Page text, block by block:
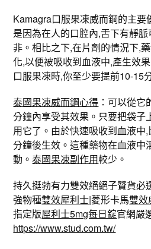
Kamagra口服果凍威而鋼的主
是因為在人的口腔內,舌下有靜
非。相比之下,在片劑的情況下,
化,以便被吸收到血液中,產生效
口服果凍時,你至少要提前10-15
泰國果凍威而鋼心得 ：可以從
分鐘內享受其效果。只要把袋子
用它了。由於快速吸收到血液中
分鐘後生效。這種藥物在血液中
動。泰國果凍副作用較少。
持久挺勃有力雙效絕絕子贊貨必
強物種雙效犀利士|菱形卡馬雙效
指定版犀利士5mg每日錠官網嚴
https://www.stud.com.tw/